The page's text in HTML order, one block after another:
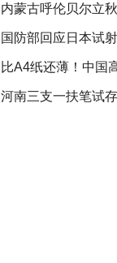
内蒙古呼伦贝尔立
国防部回应日本试
比A4纸还薄！中国
河南三支一扶笔试